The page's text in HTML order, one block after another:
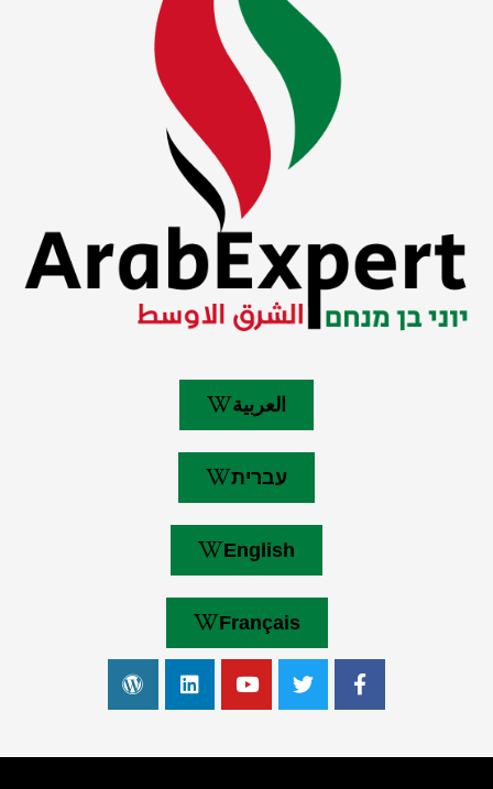
العربية
עברית
English
Français